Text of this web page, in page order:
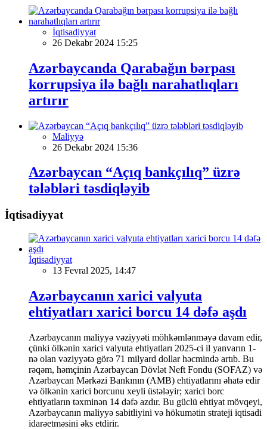
İqtisadiyyat
26 Dekabr 2024 15:25
Azərbaycanda Qarabağın bərpası
korrupsiya ilə bağlı narahatlıqları
artırır
Maliyyə
26 Dekabr 2024 15:36
Azərbaycan “Açıq bankçılıq” üzrə
tələbləri təsdiqləyib
İqtisadiyyat
İqtisadiyyat
13 Fevral 2025, 14:47
Azərbaycanın xarici valyuta
ehtiyatları xarici borcu 14 dəfə aşdı
Azərbaycanın maliyyə vəziyyəti möhkəmlənməyə davam edir,
çünki ölkənin xarici valyuta ehtiyatları 2025-ci il yanvarın 1-
nə olan vəziyyətə görə 71 milyard dollar həcmində artıb. Bu
rəqəm, həmçinin Azərbaycan Dövlət Neft Fondu (SOFAZ) və
Azərbaycan Mərkəzi Bankının (AMB) ehtiyatlarını əhatə edir
və ölkənin xarici borcunu xeyli üstələyir; xarici borc
ehtiyatların təxminən 14 dəfə azdır. Bu güclü ehtiyat mövqeyi,
Azərbaycanın maliyyə sabitliyini və hökumətin strateji iqtisadi
idarəetməsini əks etdirir.